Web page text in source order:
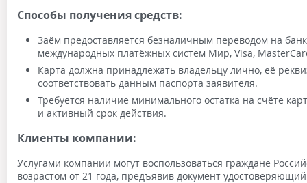
Способы получения средств:
Заём предоставляется безналичным переводом на
международных платёжных систем Мир, Visa,
Карта должна принадлежать владельцу лично, её
соответствовать данным паспорта заявителя.
Требуется наличие минимального остатка на счёте
и активный срок действия.
Клиенты компании:
Услугами компании могут воспользоваться граждане
возрастом от 21 года, предъявив документ